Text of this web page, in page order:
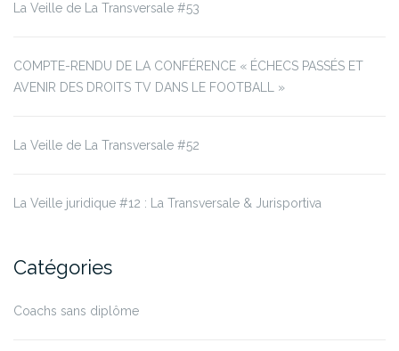
La Veille de La Transversale #53
COMPTE-RENDU DE LA CONFÉRENCE « ÉCHECS PASSÉS ET
AVENIR DES DROITS TV DANS LE FOOTBALL »
La Veille de La Transversale #52
La Veille juridique #12 : La Transversale & Jurisportiva
Catégories
Coachs sans diplôme